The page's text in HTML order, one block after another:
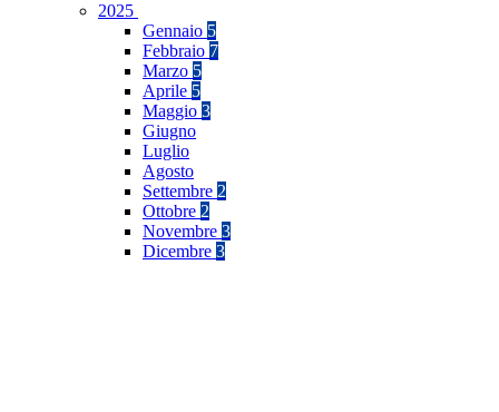
2025
Gennaio 5
Febbraio 7
Marzo 5
Aprile 5
Maggio 3
Giugno
Luglio
Agosto
Settembre 2
Ottobre 2
Novembre 3
Dicembre 3